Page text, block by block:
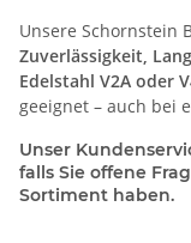
Unsere Schornstein
Zuverlässigkeit,
Edelstahl V2A oder
geeignet – auch bei
Unser
falls Sie offene
Sortiment haben.